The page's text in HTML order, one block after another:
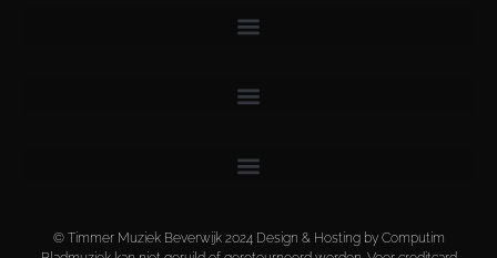
© Timmer Muziek Beverwijk 2024 Design & Hosting by Computim